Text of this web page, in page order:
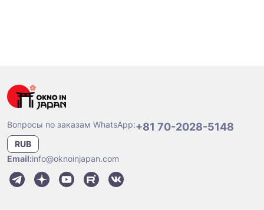
Вопросы по заказам WhatsApp:+81 70-2028-5148
RUB
Email:info@oknoinjapan.com